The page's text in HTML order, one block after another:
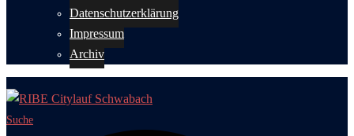
Datenschutzerklärung
Impressum
Archiv
Suche